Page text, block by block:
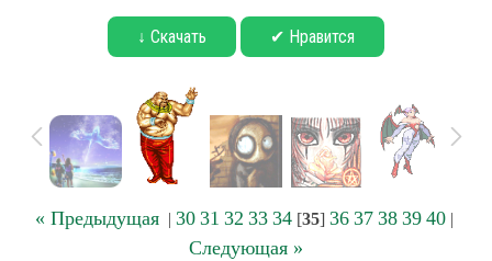
↓ Скачать ✔ Нравится
« Предыдущая| 30 31 32 33 34[35] 36 37 38 39 40|
Следующая »